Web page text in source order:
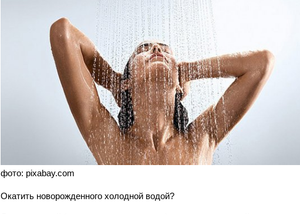
фото: pixabay.com
Окатить новорожденного холодной водой?